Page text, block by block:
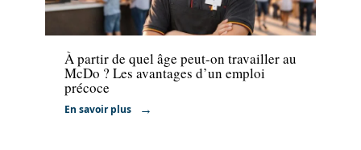
À partir de quel âge peut-on travailler au
McDo ? Les avantages d’un emploi
précoce
En savoir plus